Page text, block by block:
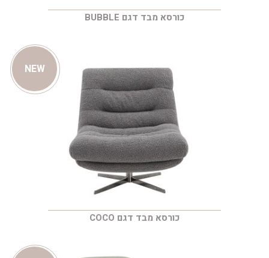
כורסא מבד דגם BUBBLE
NEW
כורסא מבד דגם COCO